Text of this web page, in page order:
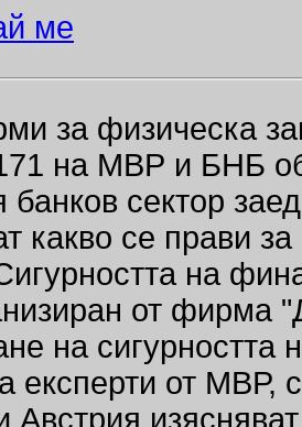
ме
за физическа
на МВР и БНБ
банков сектор
какво се прави
на
от фирма
на сигурността
експерти от МВР,
Австрия